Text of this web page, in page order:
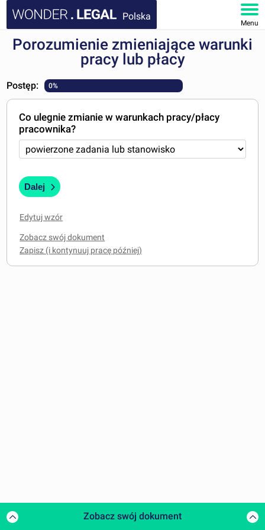
Polska
Menu
STRONA GŁÓWNA
MOJE KONTO
Porozumienie zmieniające warunki
pracy lub płacy
Postęp: 0%
Co ulegnie zmianie w warunkach pracy/płacy
pracownika?
Dalej
Edytuj wzór
Zobacz swój dokument
Zobacz swój dokument